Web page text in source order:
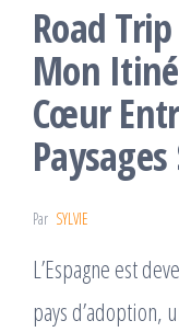
Road
Mon
Cœur
Par SYLVIE
L’Espagne est
pays d’adoption,